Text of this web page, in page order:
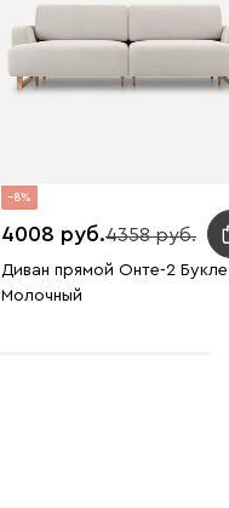
8
4008 4358
Диван прямой Онте-2 Букле
Молочный